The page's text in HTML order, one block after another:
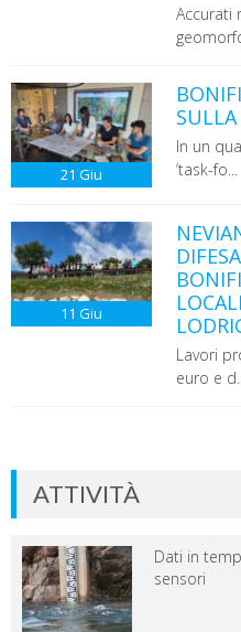
Accurati
21 Giu
In un
‘task-fo...
11 Giu
Lavori
euro e
ATTIVITÀ
Dati in
sensori